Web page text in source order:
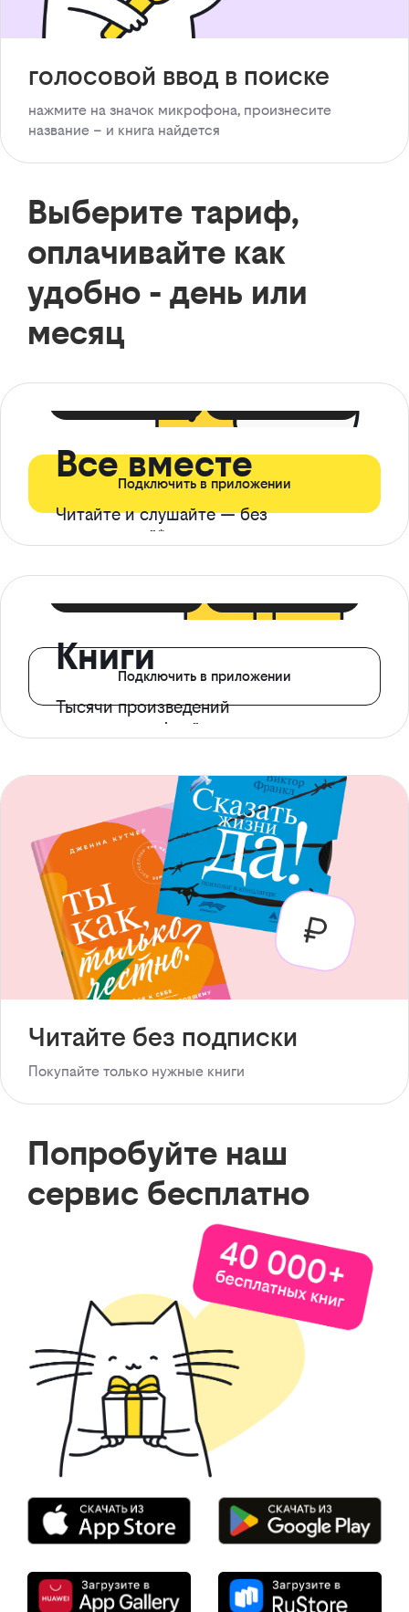
голосовой ввод в поиске
нажмите на значок микрофона, произнесите
название – и книга найдется
Выберите тариф,
оплачивайте как
удобно - день или
месяц
Все вместе
Читайте и слушайте — без
ограничений*
Подключить в приложении
Книги
Тысячи произведений
с доступом офлайн
Подключить в приложении
Читайте без подписки
Покупайте только нужные книги
Попробуйте наш
сервис бесплатно